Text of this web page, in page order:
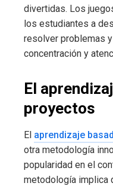
divertidas. Los
los estudiantes a
resolver problemas
concentración y
El
proyectos
El aprendizaje
otra metodología
popularidad en el
metodología implica